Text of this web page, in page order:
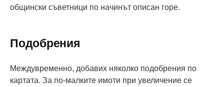
общински съветници по начинът описан горе.
Подобрения
Междувременно, добавих няколко подобрения по
картата. За по-малките имоти при увеличение се